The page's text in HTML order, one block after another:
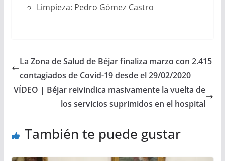
Limpieza: Pedro Gómez Castro
La Zona de Salud de Béjar finaliza marzo con 2.415
contagiados de Covid-19 desde el 29/02/2020
VÍDEO | Béjar reivindica masivamente la vuelta de
los servicios suprimidos en el hospital
También te puede gustar